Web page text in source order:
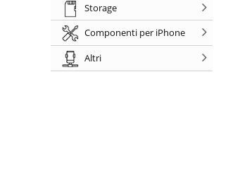
Storage
Componenti per iPhone
Altri